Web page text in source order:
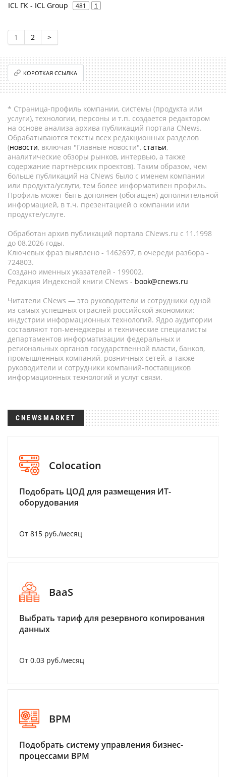
ICL ГК - ICL Group 481 1
1 2 >
КОРОТКАЯ ССЫЛКА
* Страница-профиль компании, системы (продукта или
услуги), технологии, персоны и т.п. создается редактором
на основе анализа архива публикаций портала CNews.
Обрабатываются тексты всех редакционных разделов
(новости, включая "Главные новости", статьи,
аналитические обзоры рынков, интервью, а также
содержание партнёрских проектов). Таким образом, чем
больше публикаций на CNews было с именем компании
или продукта/услуги, тем более информативен профиль.
Профиль может быть дополнен (обогащен) дополнительной
информацией, в т.ч. презентацией о компании или
продукте/услуге.
Обработан архив публикаций портала CNews.ru c 11.1998
до 08.2026 годы.
Ключевых фраз выявлено - 1462697, в очереди разбора -
724803.
Создано именных указателей - 199002.
Редакция Индексной книги CNews - book@cnews.ru
Читатели CNews — это руководители и сотрудники одной
из самых успешных отраслей российской экономики:
индустрии информационных технологий. Ядро аудитории
составляют топ-менеджеры и технические специалисты
департаментов информатизации федеральных и
региональных органов государственной власти, банков,
промышленных компаний, розничных сетей, а также
руководители и сотрудники компаний-поставщиков
информационных технологий и услуг связи.
CNEWSMARKET
Colocation
Подобрать ЦОД для размещения ИТ-
оборудования
От 815 руб./месяц
BaaS
Выбрать тариф для резервного копирования
данных
От 0.03 руб./месяц
BPM
Подобрать систему управления бизнес-
процессами BPM